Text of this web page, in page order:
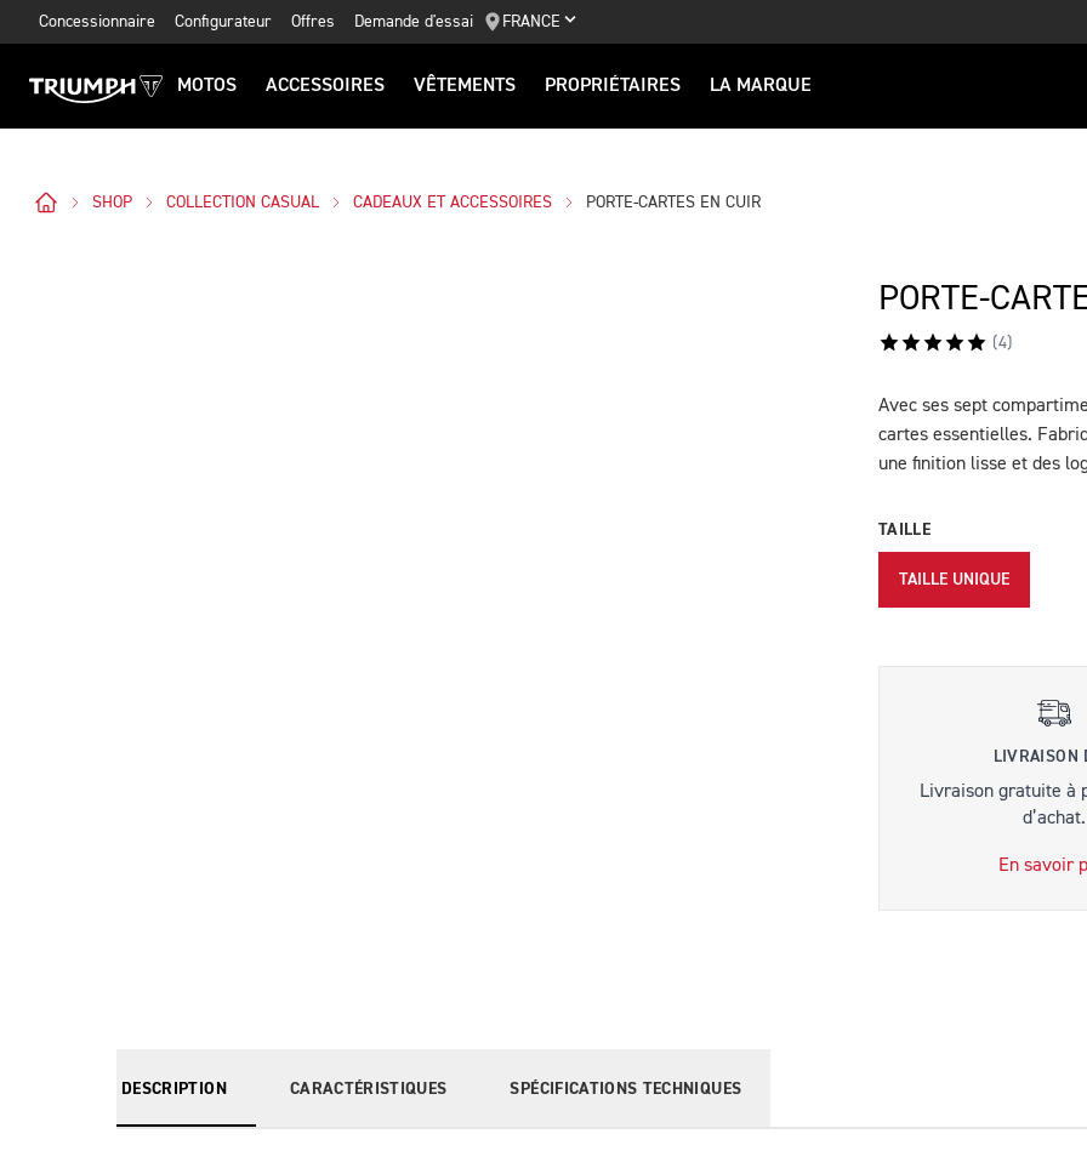
Concessionnaire Configurateur Offres Demande d'essai FRANCE
MOTOS ACCESSOIRES VÊTEMENTS PROPRIÉTAIRES LA MARQUE
SHOP COLLECTION CASUAL CADEAUX ET ACCESSOIRES PORTE-CARTES EN CUIR
PORTE-
(4)
DESCRIPTION
Avec ses sept
cartes essentielles.
une finition lisse et des
TAILLE
TAILLE UNIQUE
LIVRAISON
Livraison gratuite à
d’achat.
En savoir
DESCRIPTION CARACTÉRISTIQUES SPÉCIFICATIONS TECHNIQUES